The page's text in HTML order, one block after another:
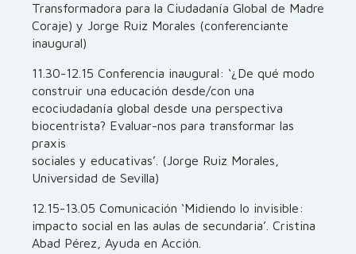
Transformadora para la Ciudadanía Global de Madre
Coraje) y Jorge Ruiz Morales (conferenciante
inaugural)
11.30-12.15 Conferencia inaugural: ‘¿De qué modo
construir una educación desde/con una
ecociudadanía global desde una perspectiva
biocentrista? Evaluar-nos para transformar las
praxis
sociales y educativas’. (Jorge Ruiz Morales,
Universidad de Sevilla)
12.15-13.05 Comunicación ‘Midiendo lo invisible:
impacto social en las aulas de secundaria’. Cristina
Abad Pérez, Ayuda en Acción.